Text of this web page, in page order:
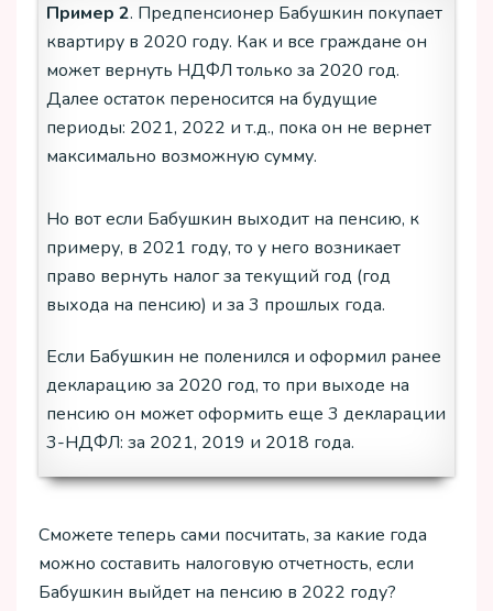
Пример 2. Предпенсионер Бабушкин покупает
квартиру в 2020 году. Как и все граждане он
может вернуть НДФЛ только за 2020 год.
Далее остаток переносится на будущие
периоды: 2021, 2022 и т.д., пока он не вернет
максимально возможную сумму.
Но вот если Бабушкин выходит на пенсию, к
примеру, в 2021 году, то у него возникает
право вернуть налог за текущий год (год
выхода на пенсию) и за 3 прошлых года.
Если Бабушкин не поленился и оформил ранее
декларацию за 2020 год, то при выходе на
пенсию он может оформить еще 3 декларации
3-НДФЛ: за 2021, 2019 и 2018 года.
Сможете теперь сами посчитать, за какие года
можно составить налоговую отчетность, если
Бабушкин выйдет на пенсию в 2022 году?